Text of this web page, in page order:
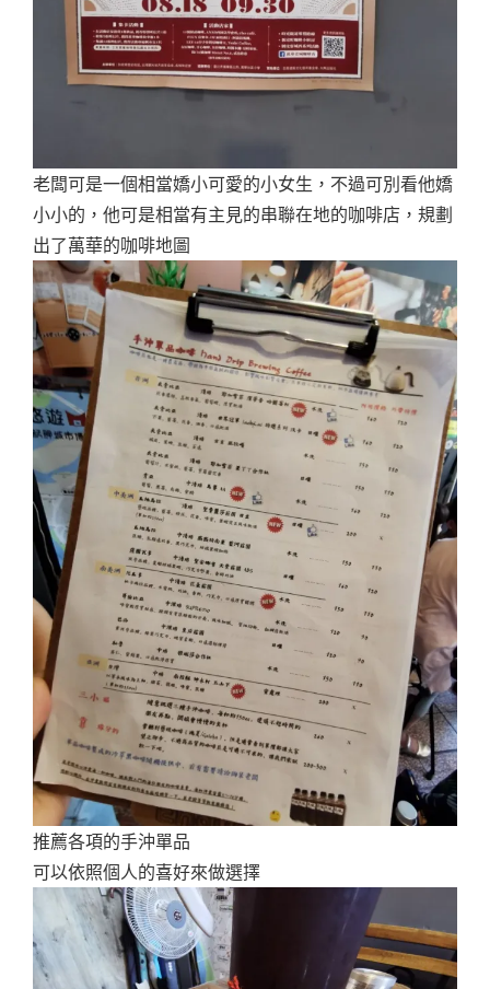
老闆可是一個相當嬌小可愛的小女生，不過可別看他嬌
小小的，他可是相當有主見的串聯在地的咖啡店，規劃
出了萬華的咖啡地圖
推薦各項的手沖單品
可以依照個人的喜好來做選擇